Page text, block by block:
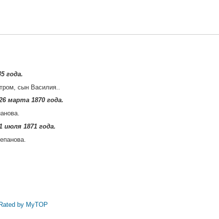
года.
сын Василия..
марта 1870 года.
1871 года.